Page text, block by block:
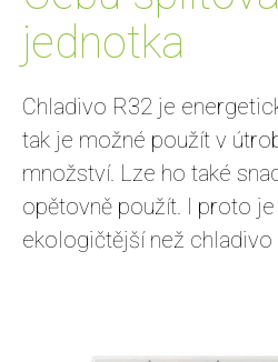
jednotka
Chladivo R32 je
tak je možné použít v
množství. Lze ho také
opětovně použít. I proto
ekologičtější než chladivo